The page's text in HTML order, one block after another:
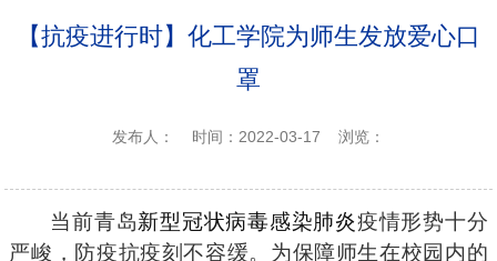
【抗疫进行时】化工学院为师生发放爱心口
罩
发布人： 时间：2022-03-17 浏览：
当前青岛新型冠状病毒感染肺炎疫情形势十分
严峻，防疫抗疫刻不容缓。为保障师生在校园内的